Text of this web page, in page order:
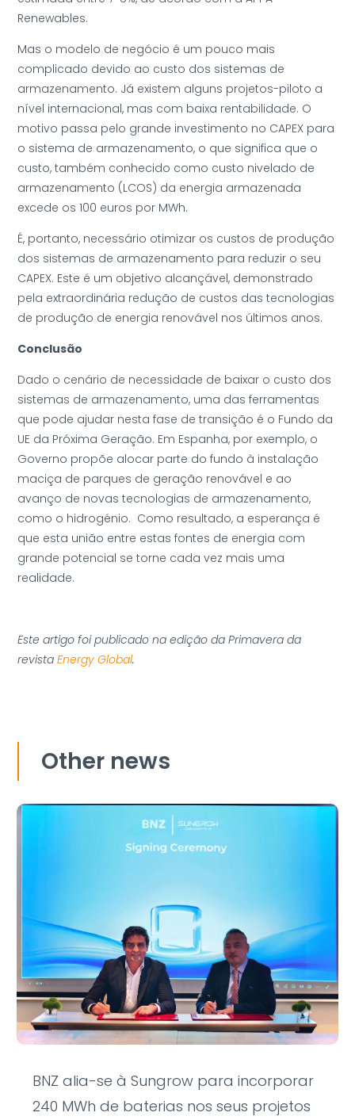
Renewables.
Mas o modelo de negócio é um pouco mais
complicado devido ao custo dos sistemas de
armazenamento. Já existem alguns projetos-piloto a
nível internacional, mas com baixa rentabilidade. O
motivo passa pelo grande investimento no CAPEX para
o sistema de armazenamento, o que significa que o
custo, também conhecido como custo nivelado de
armazenamento (LCOS) da energia armazenada
excede os 100 euros por MWh.
É, portanto, necessário otimizar os custos de produção
dos sistemas de armazenamento para reduzir o seu
CAPEX. Este é um objetivo alcançável, demonstrado
pela extraordinária redução de custos das tecnologias
de produção de energia renovável nos últimos anos.
Conclusão
Dado o cenário de necessidade de baixar o custo dos
sistemas de armazenamento, uma das ferramentas
que pode ajudar nesta fase de transição é o Fundo da
UE da Próxima Geração. Em Espanha, por exemplo, o
Governo propõe alocar parte do fundo à instalação
maciça de parques de geração renovável e ao
avanço de novas tecnologias de armazenamento,
como o hidrogénio. Como resultado, a esperança é
que esta união entre estas fontes de energia com
grande potencial se torne cada vez mais uma
realidade.
Este artigo foi publicado na edição da Primavera da
revistaEnergy Global.
Other news
BNZ alia-se à Sungrow para incorporar
240 MWh de baterias nos seus projetos